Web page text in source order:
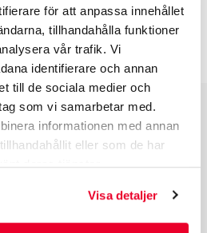
för att anpassa innehållet
tillhandahålla funktioner
vår trafik. Vi
identifierare och annan
till de sociala medier och
som vi samarbetar med.
informationen med annan
eller som de har
deras tjänster.
Visa detaljer
ORDERAR